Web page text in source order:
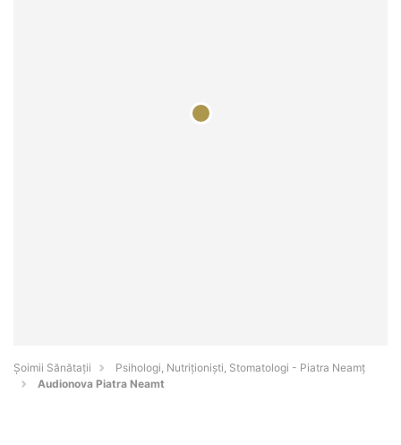
Şoimii Sănătații
Psihologi, Nutriționiști, Stomatologi - Piatra Neamţ
Audionova Piatra Neamt